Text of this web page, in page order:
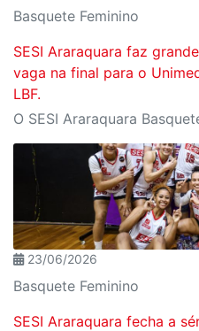
Basquete Feminino
SESI Araraquara faz
vaga na final para o
LBF.
23/06/2026
Basquete Feminino
SESI Araraquara fecha a